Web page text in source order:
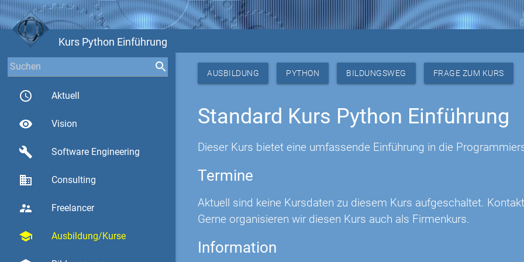
Kurs Python Einführung
access_time Aktuell
visibility Vision
build Software Engineering
business Consulting
supervisor_account Freelancer
school Ausbildung/Kurse
AUSBILDUNG PYTHON BILDUNGSWEG FRAGE ZUM KURS
Standard Kurs Python Einführung
Dieser Kurs bietet eine umfassende Einführung in die
Termine
Aktuell sind keine Kursdaten zu diesem Kurs aufgeschaltet.
Gerne organisieren wir diesen Kurs auch als Firmenkurs.
Information